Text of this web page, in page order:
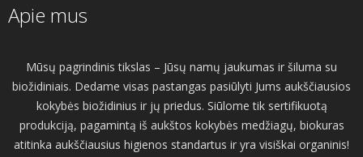
Apie mus
Mūsų pagrindinis tikslas – Jūsų namų jaukumas ir šiluma su
biožidiniais. Dedame visas pastangas pasiūlyti Jums aukščiausios
kokybės biožidinius ir jų priedus. Siūlome tik sertifikuotą
produkciją, pagamintą iš aukštos kokybės medžiagų, biokuras
atitinka aukščiausius higienos standartus ir yra visiškai organinis!